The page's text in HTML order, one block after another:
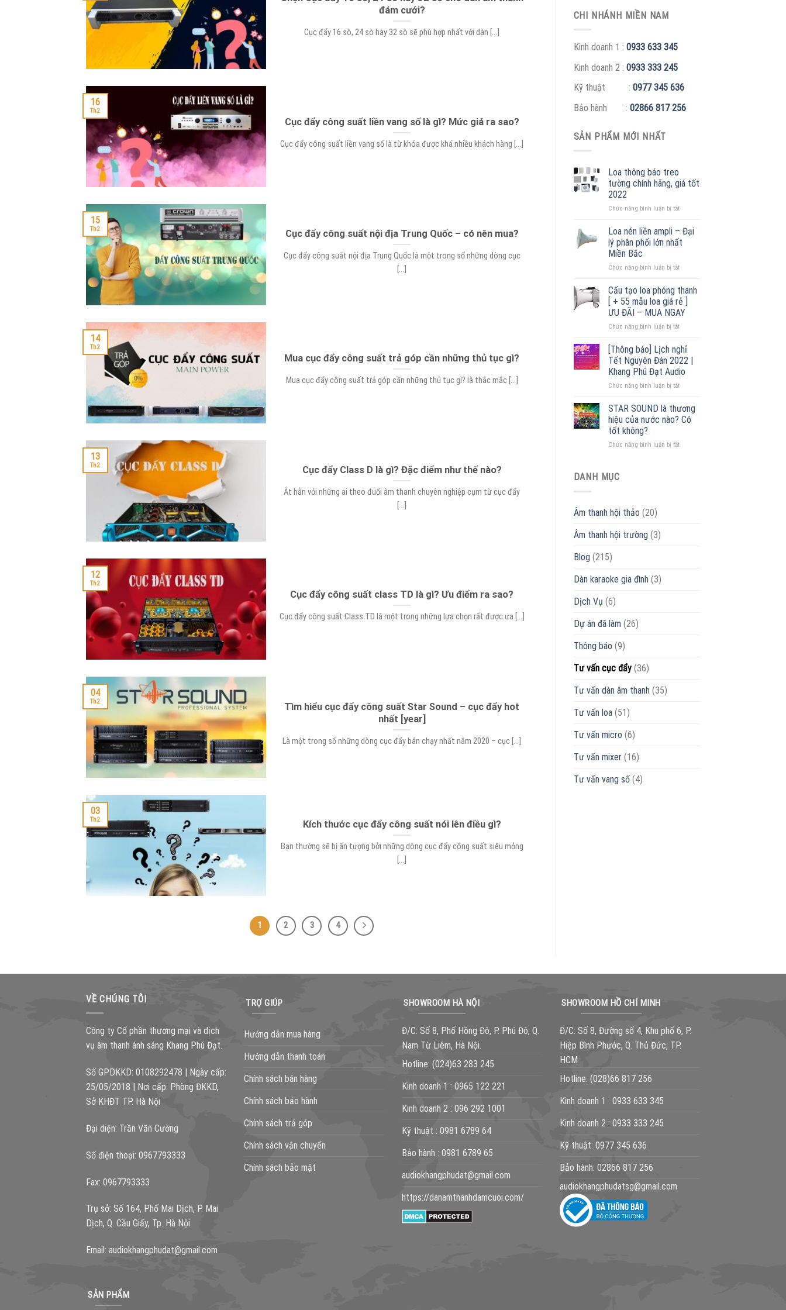
đám cưới?
Cục đẩy 16 sò, 24 sò hay 32 sò sẽ phù hợp nhất với dàn [...]
Cục đẩy công suất liền vang số là gì? Mức giá ra sao?
Cục đẩy công suất liền vang số là từ khóa được khá nhiều khách hàng [...]
16
Th2
Cục đẩy công suất nội địa Trung Quốc – có nên mua?
Cục đẩy công suất nội địa Trung Quốc là một trong số những dòng cục
[...]
15
Th2
Mua cục đẩy công suất trả góp cần những thủ tục gì?
Mua cục đẩy công suất trả góp cần những thủ tục gì? là thắc mắc [...]
14
Th2
Cục đẩy Class D là gì? Đặc điểm như thế nào?
Ắt hẳn với những ai theo đuổi âm thanh chuyên nghiệp cụm từ cục đẩy
[...]
13
Th2
Cục đẩy công suất class TD là gì? Ưu điểm ra sao?
Cục đẩy công suất Class TD là một trong những lựa chọn rất được ưa [...]
12
Th2
Tìm hiểu cục đẩy công suất Star Sound – cục đẩy hot
nhất [year]
Là một trong số những dòng cục đẩy bán chạy nhất năm 2020 – cục [...]
04
Th2
Kích thước cục đẩy công suất nói lên điều gì?
Bạn thường sẽ bị ấn tượng bởi những dòng cục đẩy công suất siêu mỏng
[...]
03
Th2
1 2 3 4
CHI NHÁNH MIỀN NAM
Kinh doanh 1 : 0933 633 345
Kinh doanh 2 : 0933 333 245
Kỹ thuật : 0977 345 636
Bảo hành : 02866 817 256
SẢN PHẨM MỚI NHẤT
Loa thông báo treo
tường chính hãng, giá tốt
2022
Chức năng bình luận bị tắtở
thông
báo
treo
chính
giá
tốt
2022
Loa nén liền ampli – Đại
lý phân phối lớn nhất
Miền Bắc
Chức năng bình luận bị tắtở
nén
liền
ampli
–
Đại
phân
phối
lớn
nhất
Miền
Cấu tạo loa phóng thanh
[ + 55 mẫu loa giá rẻ ]
ƯU ĐÃI – MUA NGAY
Chức năng bình luận bị tắtở
tạo
loa
phóng
thanh
[
55
mẫu
rẻ
[Thông báo] Lịch nghỉ
Tết Nguyên Đán 2022 |
Khang Phú Đạt Audio
Chức năng bình luận bị tắtở
báo]
Lịch
nghỉ
Nguyên
STAR SOUND là thương
hiệu của nước nào? Có
tốt không?
Chức năng bình luận bị tắtở
DANH MỤC
Âm thanh hội thảo (20)
Âm thanh hội trường (3)
Blog (215)
Dàn karaoke gia đình (3)
Dịch Vụ (6)
Dự án đã làm (26)
Thông báo (9)
Tư vấn cục đẩy(36)
Tư vấn dàn âm thanh (35)
Tư vấn loa(51)
Tư vấn micro (6)
Tư vấn mixer(16)
Tư vấn vang số(4)
VỀ CHÚNG TÔI
Công ty Cổ phần thương mại và dịch
vụ âm thanh ánh sáng Khang Phú Đạt.
Số GPDKKD: 0108292478 | Ngày cấp:
25/05/2018 | Nơi cấp: Phòng ĐKKD,
Sở KHĐT TP. Hà Nội
Đại diện: Trần Văn Cường
Số điện thoại: 0967793333
Fax: 0967793333
Trụ sở: Số 164, Phố Mai Dịch, P. Mai
Dịch, Q. Cầu Giấy, Tp. Hà Nội.
Email: audiokhangphudat@gmail.com
TRỢ GIÚP
Hướng dẫn mua hàng
Hướng dẫn thanh toán
Chính sách bán hàng
Chính sách bảo hành
Chính sách trả góp
Chính sách vận chuyển
Chính sách bảo mật
SHOWROOM HÀ NỘI
Đ/C: Số 8, Phố Hồng Đô, P. Phú Đô, Q.
Nam Từ Liêm, Hà Nội.
Hotline: (024)63 283 245
Kinh doanh 1 : 0965 122 221
Kinh doanh 2 : 096 292 1001
Kỹ thuật : 0981 6789 64
Bảo hành : 0981 6789 65
audiokhangphudat@gmail.com
https://danamthanhdamcuoi.com/
SHOWROOM HỒ CHÍ MINH
Đ/C: Số 8, Đường số 4, Khu phố 6, P.
Hiệp Bình Phước, Q. Thủ Đức, TP.
HCM
Hotline: (028)66 817 256
Kinh doanh 1 : 0933 633 345
Kinh doanh 2 : 0933 333 245
Kỹ thuật: 0977 345 636
Bảo hành: 02866 817 256
audiokhangphudatsg@gmail.com
SẢN PHẨM